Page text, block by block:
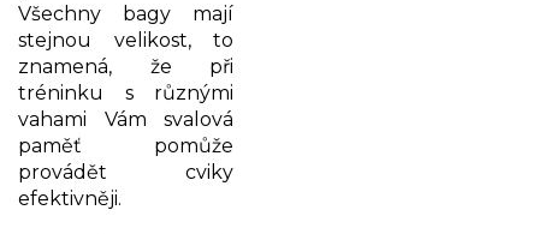
Všechny bagy mají
stejnou velikost, to
znamená, že při
tréninku s různými
vahami Vám svalová
paměť pomůže
provádět cviky
efektivněji.